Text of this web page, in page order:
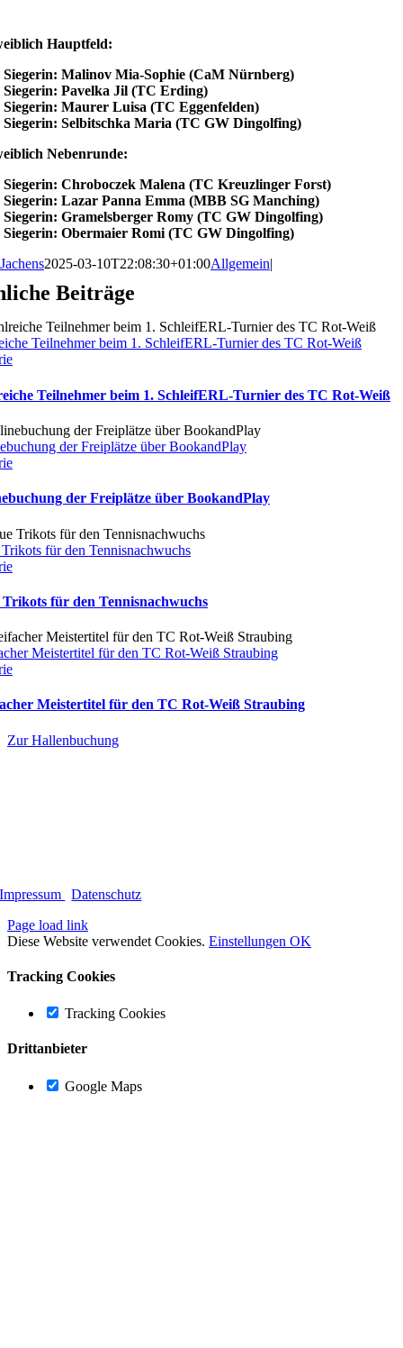
Hauptfeld:
Siegerin: Malinov Mia-Sophie (CaM Nürnberg)
Siegerin: Pavelka Jil (TC Erding)
Siegerin: Maurer Luisa (TC Eggenfelden)
Siegerin: Selbitschka Maria (TC GW Dingolfing)
Nebenrunde:
Siegerin: Chroboczek Malena (TC Kreuzlinger Forst)
Siegerin: Lazar Panna Emma (MBB SG Manching)
Siegerin: Gramelsberger Romy (TC GW Dingolfing)
Siegerin: Obermaier Romi (TC GW Dingolfing)
2025-03-10T22:08:30+01:00Allgemein|
Beiträge
Teilnehmer beim 1. SchleifERL-Turnier des TC Rot-Weiß
Teilnehmer beim 1. SchleifERL-Turnier des TC Rot-Weiß
der Freiplätze über BookandPlay
der Freiplätze über BookandPlay
für den Tennisnachwuchs
Trikots für den Tennisnachwuchs
Meistertitel für den TC Rot-Weiß Straubing
Meistertitel für den TC Rot-Weiß Straubing
Zur Hallenbuchung
Impressum
Datenschutz
Page load link
Diese Website verwendet Cookies. Einstellungen OK
Tracking Cookies
Tracking Cookies
Drittanbieter
Google Maps